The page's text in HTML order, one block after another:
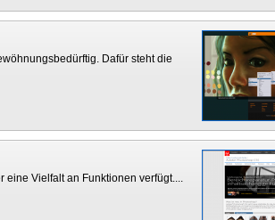
Dafür steht die
eine Vielfalt an Funktionen verfügt....